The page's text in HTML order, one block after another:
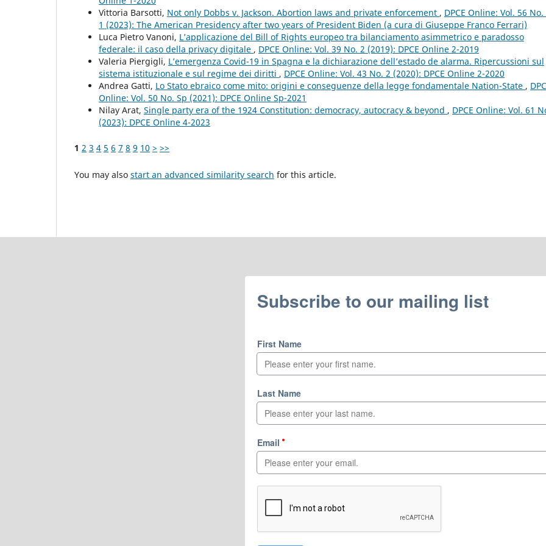
Vittoria Barsotti, Not only Dobbs v. Jackson. Abortion laws and private enforcement , DPCE Online: Vol. 56 No.
1 (2023): The American Presidency after two years of President Biden (a cura di Giuseppe Franco Ferrari)
Luca Pietro Vanoni, L’applicazione del Bill of Rights europeo tra bilanciamento asimmetrico e paradosso
federale: il caso della privacy digitale , DPCE Online: Vol. 39 No. 2 (2019): DPCE Online 2-2019
Valeria Piergigli, L’emergenza Covid-19 in Spagna e la dichiarazione dell’estado de alarma. Ripercussioni sul
sistema istituzionale e sul regime dei diritti , DPCE Online: Vol. 43 No. 2 (2020): DPCE Online 2-2020
Andrea Gatti, Lo Stato ebraico come mito: origini e conseguenze della legge fondamentale Nation-State ,
Online: Vol. 50 No. Sp (2021): DPCE Online Sp-2021
Nilay Arat, Single party era of the 1924 Constitution: democracy, autocracy & beyond , DPCE Online: Vol. 61
(2023): DPCE Online 4-2023
1 2 3 4 5 6 7 8 9 10 > >>
You may also start an advanced similarity search for this article.